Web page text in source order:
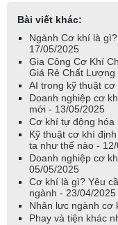
Bài viết khác:
Ngành Cơ khí là
17/05/2025
Gia Công Cơ Khí
Giá Rẻ Chất
AI trong kỹ thuật
Doanh nghiệp cơ
mới - 13/05/2025
Cơ khí tự động hóa
Kỹ thuật cơ khí
ta như thế nào -
Doanh nghiệp cơ
05/05/2025
Cơ khí là gì? Yêu
ngành - 23/04/2025
Nhân lực ngành cơ
Phay và tiện khác